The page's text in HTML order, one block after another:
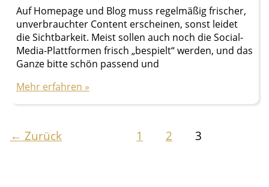
Auf Homepage und Blog muss regelmäßig frischer,
unverbrauchter Content erscheinen, sonst leidet
die Sichtbarkeit. Meist sollen auch noch die Social-
Media-Plattformen frisch „bespielt“ werden, und das
Ganze bitte schön passend und
Texter
aus
Mehr erfahren »
← Zurück 1 2 3